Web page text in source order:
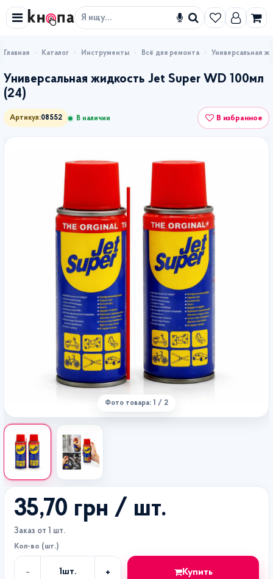
Искать
Каталог Инструменты Всё для ремонта Универсальная
Универсальная жидкость Jet Super WD 100мл
(24)
Артикул:08552 В наличии В избранное
Фото товара: 1 / 2
35,70 грн / шт.
Заказ от 1 шт.
Кол-во (шт.)
- 1шт. + Купить